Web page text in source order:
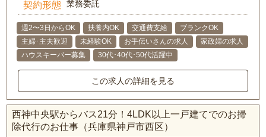
契約形態 業務委託
週2〜3日からOK 扶養内OK 交通費支給
ブランクOK
主婦･主夫歓迎
未経験OK お手伝いさんの求人
家政婦の求人
ハウスキーパー募集
30代･40代･50代活躍中
この求人の詳細を見る
西神中央駅からバス21分！4LDK以上一戸建てでのお掃
除代行のお仕事（兵庫県神戸市西区）